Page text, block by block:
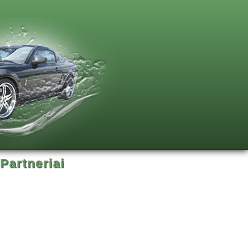
Partneriai